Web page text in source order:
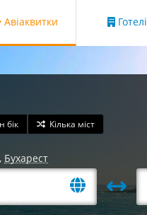
Авіаквитки Готелі
бік Кілька міст
, Бухарест